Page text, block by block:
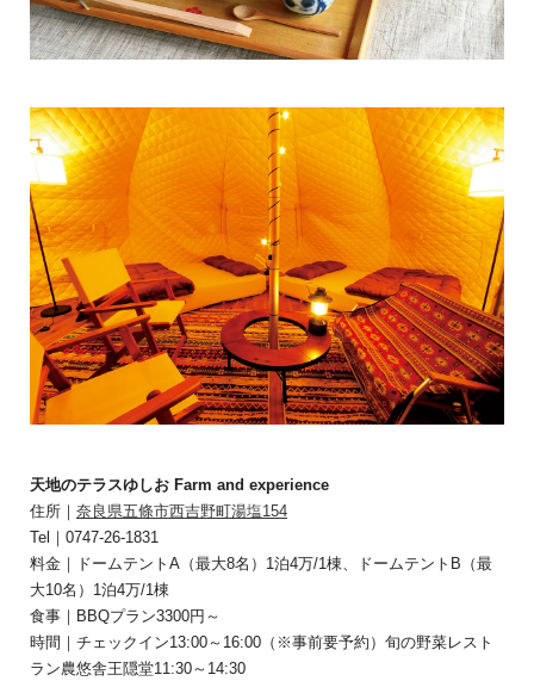
天地のテラスゆしお Farm and experience
住所｜ 奈良県五條市西吉野町湯塩154
Tel｜0747-26-1831
料金｜ドームテントA（最大8名）1泊4万/1棟、ドームテントB（最
大10名）1泊4万/1棟
食事｜BBQプラン3300円～
時間｜チェックイン13:00～16:00（※事前要予約）旬の野菜レスト
ラン農悠舎王隠堂11:30～14:30